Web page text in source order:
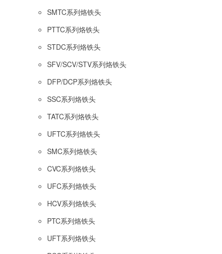
SMTC系列烙铁头
PTTC系列烙铁头
STDC系列烙铁头
SFV/SCV/STV系列烙铁头
DFP/DCP系列烙铁头
SSC系列烙铁头
TATC系列烙铁头
UFTC系列烙铁头
SMC系列烙铁头
CVC系列烙铁头
UFC系列烙铁头
HCV系列烙铁头
PTC系列烙铁头
UFT系列烙铁头